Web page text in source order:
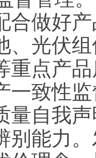
合做好
、光伏
重点产
一致性
量自我
别能力